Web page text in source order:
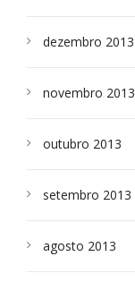
dezembro 2013
novembro 2013
outubro 2013
setembro 2013
agosto 2013